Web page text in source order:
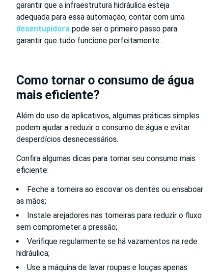
garantir que a infraestrutura hidráulica esteja
adequada para essa automação, contar com uma
desentupidora pode ser o primeiro passo para
garantir que tudo funcione perfeitamente.
Como tornar o consumo de água
mais eficiente?
Além do uso de aplicativos, algumas práticas simples
podem ajudar a reduzir o consumo de água e evitar
desperdícios desnecessários.
Confira algumas dicas para tornar seu consumo mais
eficiente:
Feche a torneira ao escovar os dentes ou ensaboar
as mãos;
Instale arejadores nas torneiras para reduzir o fluxo
sem comprometer a pressão;
Verifique regularmente se há vazamentos na rede
hidráulica;
Use a máquina de lavar roupas e louças apenas